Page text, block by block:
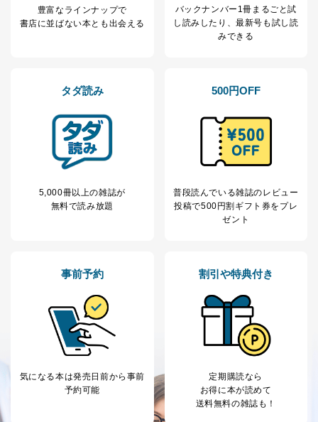
個人情報の取扱いについて
護管理者の責任のもと、個人情報を取得・アクセス・利
東京都渋谷区南平台町16-11
株式会社富士山マガジンサービス
代表取締役会長 西野 伸一郎
個人情報保護管理者: 経営管理グループディレクター 前
２．利用目的
個人情報の種類 利用目的
当社の定期購読サ
ービス等をご利用
の方の個人情報
商品代金回収のため
ｅメール等による商品、サービ
ス、キャンペーン等の広告の案内
個人が特定できない形で取得した
析して、趣味・嗜好に
応じた新商品・サービスに関する
広告のため
豊富なラインナップで
書店に並ばない本とも出会える
バックナンバー1冊まるごと試
し読み したり、最新号も試し読
みできる
タダ読み
5,000冊以上の雑誌が
無料で読み放題
500円OFF
普段読んでいる雑誌のレビュー
投稿で500円割ギフト券をプレ
ゼント
事前予約
気になる本は発売日前から事前
予約可能
割引や特典付き
定期購読なら
お得に本が読めて
送料無料の雑誌も！